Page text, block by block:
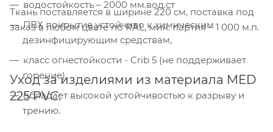
водостойкость – 2000 мм.вод.ст
ПВХ покрытие устойчиво к химическим
дезинфицирующим средствам,
класс огнестойкости - Crib 5 (не поддерживает
горение),
обладает высокой устойчивостью к разрыву и
трению.
Ткань поставляется в ширине 220 см, поставка под
заказ в любом цвете по RAL, мин. партия – 1 000 м.п.
Уход за изделиями из материала MED
225 PVC:
Компания «Торговый Дом Технический
Текстиль» использует cookie-файлы и